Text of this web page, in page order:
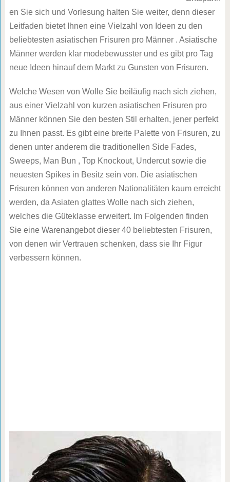
en Sie sich und Vorlesung halten Sie weiter, denn dieser
Leitfaden bietet Ihnen eine Vielzahl von Ideen zu den
beliebtesten asiatischen Frisuren pro Männer . Asiatische
Männer werden klar modebewusster und es gibt pro Tag
neue Ideen hinauf dem Markt zu Gunsten von Frisuren.
Welche Wesen von Wolle Sie beiläufig nach sich ziehen,
aus einer Vielzahl von kurzen asiatischen Frisuren pro
Männer können Sie den besten Stil erhalten, jener perfekt
zu Ihnen passt. Es gibt eine breite Palette von Frisuren, zu
denen unter anderem die traditionellen Side Fades,
Sweeps, Man Bun , Top Knockout, Undercut sowie die
neuesten Spikes in Besitz sein von. Die asiatischen
Frisuren können von anderen Nationalitäten kaum erreicht
werden, da Asiaten glattes Wolle nach sich ziehen,
welches die Güteklasse erweitert. Im Folgenden finden
Sie eine Warenangebot dieser 40 beliebtesten Frisuren,
von denen wir Vertrauen schenken, dass sie Ihr Figur
verbessern können.